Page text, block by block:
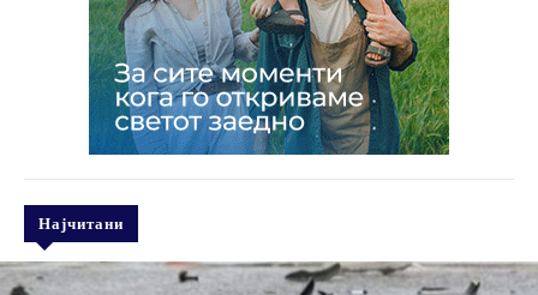
Најчитани